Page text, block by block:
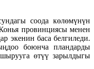
соода көлөмүнүн
провинциясы менен
экенин баса белгиледи.
боюнча пландарды
өтүү зарылдыгы